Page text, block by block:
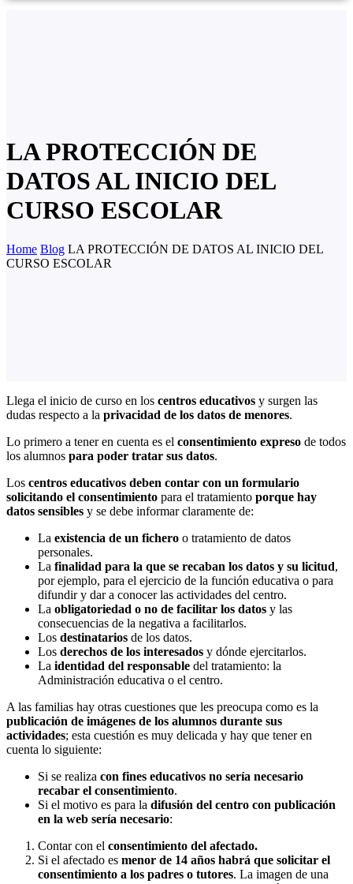
LA PROTECCIÓN DE
DATOS AL INICIO DEL
CURSO ESCOLAR
Home Blog LA PROTECCIÓN DE DATOS AL INICIO DEL
CURSO ESCOLAR
Llega el inicio de curso en los centros educativos y surgen las
dudas respecto a la privacidad de los datos de menores.
Lo primero a tener en cuenta es el consentimiento expreso de todos
los alumnos para poder tratar sus datos.
Los centros educativos deben contar con un formulario
solicitando el consentimiento para el tratamiento porque hay
datos sensibles y se debe informar claramente de:
La existencia de un fichero o tratamiento de datos
personales.
La finalidad para la que se recaban los datos y su licitud,
por ejemplo, para el ejercicio de la función educativa o para
difundir y dar a conocer las actividades del centro.
La obligatoriedad o no de facilitar los datos y las
consecuencias de la negativa a facilitarlos.
Los destinatarios de los datos.
Los derechos de los interesados y dónde ejercitarlos.
La identidad del responsable del tratamiento: la
Administración educativa o el centro.
A las familias hay otras cuestiones que les preocupa como es la
publicación de imágenes de los alumnos durante sus
actividades; esta cuestión es muy delicada y hay que tener en
cuenta lo siguiente:
Si se realiza con fines educativos no sería necesario
recabar el consentimiento.
Si el motivo es para la difusión del centro con publicación
en la web sería necesario:
Contar con el consentimiento del afectado.
Si el afectado es menor de 14 años habrá que solicitar el
consentimiento a los padres o tutores. La imagen de una